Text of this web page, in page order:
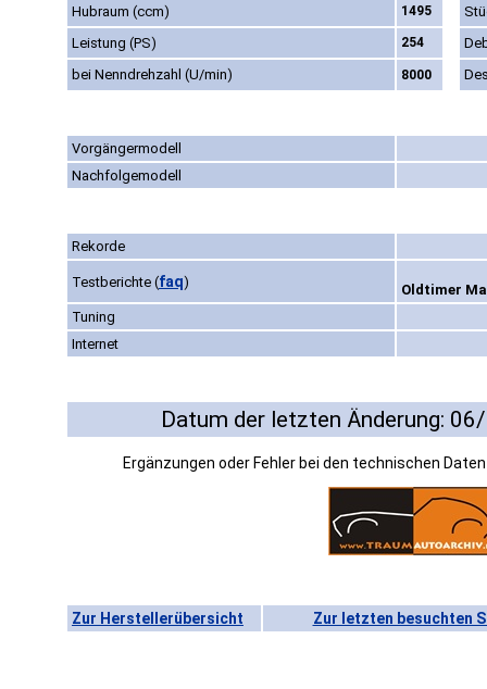
Hubraum (ccm)
1495
Leistung (PS)
254
bei Nenndrehzahl (U/min)
8000
Vorgängermodell
Nachfolgemodell
Rekorde
Testberichte (faq)
Oldtimer
Tuning
Internet
Datum der letzten Änderung:
Ergänzungen oder Fehler bei den technischen
Zur Herstellerübersicht Zur letzten besuchten